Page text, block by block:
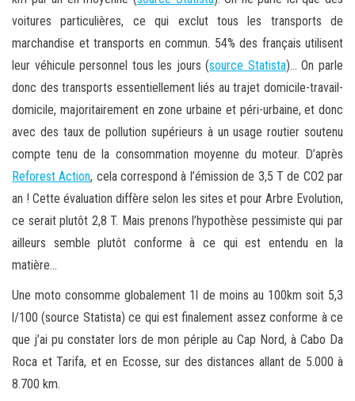
voitures particulières, ce qui exclut tous les transports de
marchandise et transports en commun. 54% des français utilisent
leur véhicule personnel tous les jours (source Statista)… On parle
donc des transports essentiellement liés au trajet domicile-travail-
domicile, majoritairement en zone urbaine et péri-urbaine, et donc
avec des taux de pollution supérieurs à un usage routier soutenu
compte tenu de la consommation moyenne du moteur. D’après
Reforest Action, cela correspond à l’émission de 3,5 T de CO2 par
an ! Cette évaluation diffère selon les sites et pour Arbre Evolution,
ce serait plutôt 2,8 T. Mais prenons l’hypothèse pessimiste qui par
ailleurs semble plutôt conforme à ce qui est entendu en la
matière…
Une moto consomme globalement 1l de moins au 100km soit 5,3
l/100 (source Statista) ce qui est finalement assez conforme à ce
que j’ai pu constater lors de mon périple au Cap Nord, à Cabo Da
Roca et Tarifa, et en Ecosse, sur des distances allant de 5.000 à
8.700 km.